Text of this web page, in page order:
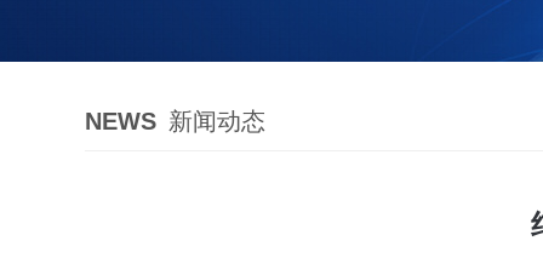
NEWS 新闻动态